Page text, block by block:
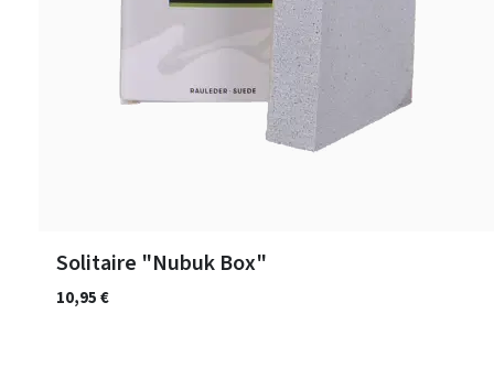
Solitaire "Nubuk Box"
10,95 €